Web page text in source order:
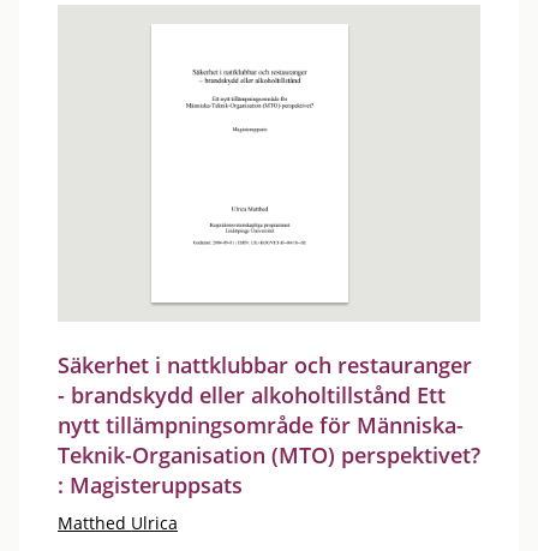
Säkerhet i nattklubbar och restauranger
- brandskydd eller alkoholtillstånd Ett
nytt tillämpningsområde för Människa-
Teknik-Organisation (MTO) perspektivet?
: Magisteruppsats
Matthed Ulrica